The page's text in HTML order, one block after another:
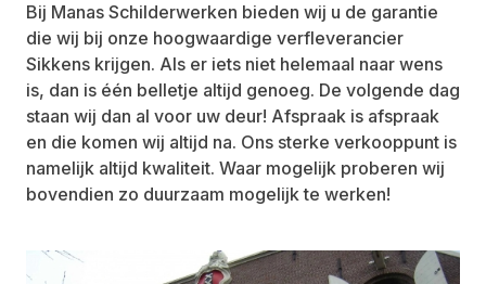
Bij Manas Schilderwerken bieden wij u de garantie
die wij bij onze hoogwaardige verfleverancier
Sikkens krijgen. Als er iets niet helemaal naar wens
is, dan is één belletje altijd genoeg. De volgende dag
staan wij dan al voor uw deur! Afspraak is afspraak
en die komen wij altijd na. Ons sterke verkooppunt is
namelijk altijd kwaliteit. Waar mogelijk proberen wij
bovendien zo duurzaam mogelijk te werken!